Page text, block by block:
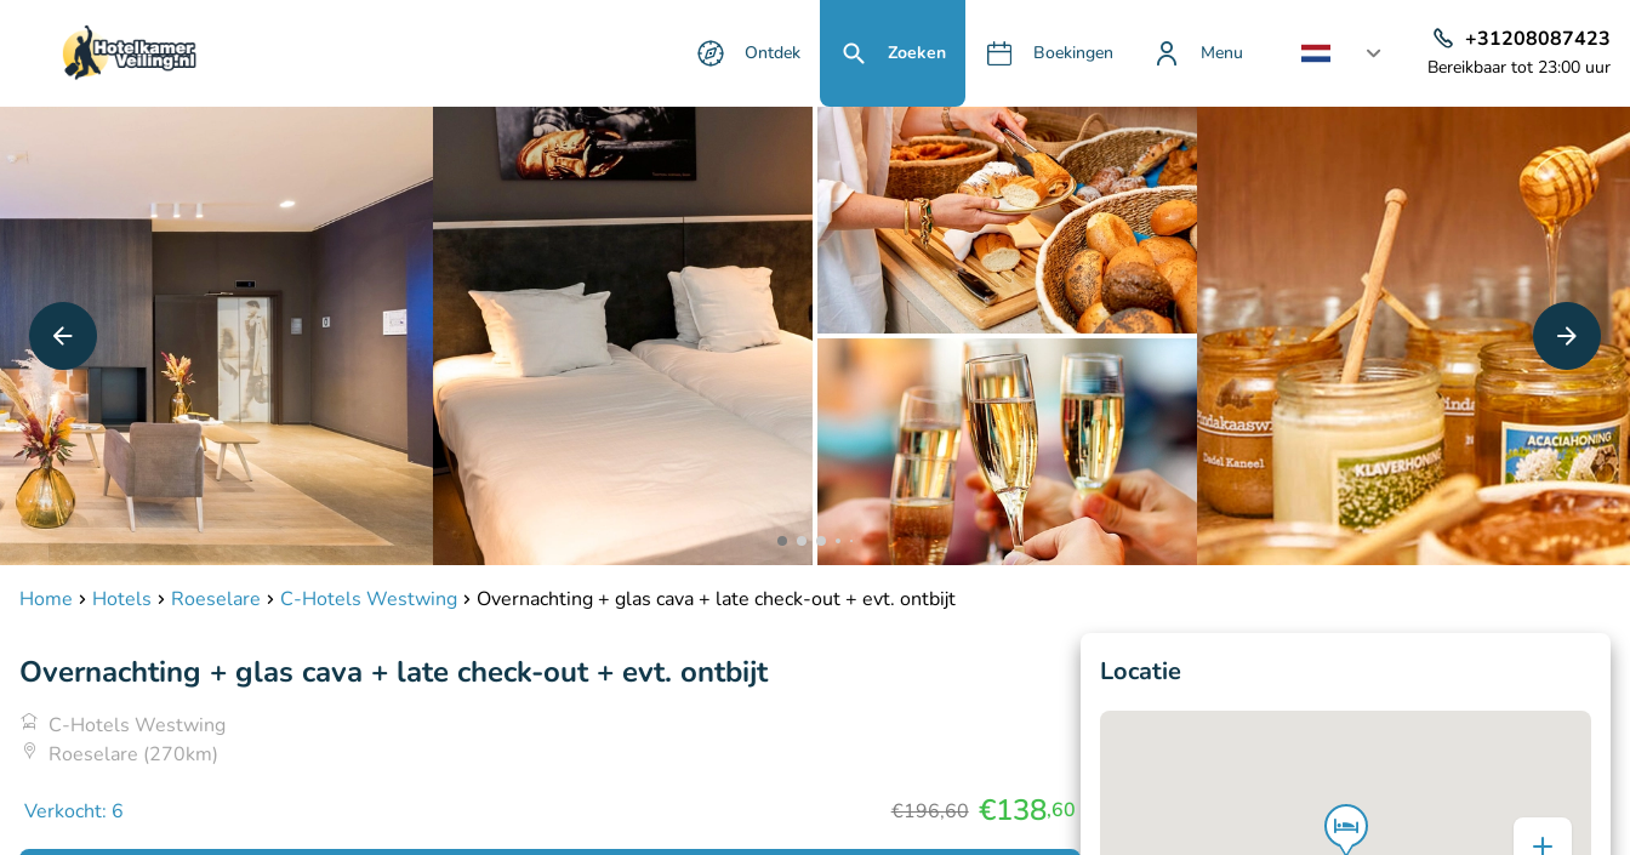
Ontdek Zoeken Boekingen Menu
+31208087423
Bereikbaar tot 23:00 uur
Home Hotels Roeselare C-Hotels Westwing Overnachting + glas cava + late check-out + evt. ontbijt
Overnachting + glas cava + late check-out + evt. ontbijt
C-Hotels Westwing
Roeselare (270km)
Verkocht: 6 €196,60 €138,60
Locatie